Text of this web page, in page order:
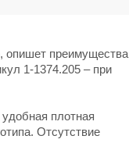
опишет преимущества
1-1374.205 – при
плотная
Отсутствие